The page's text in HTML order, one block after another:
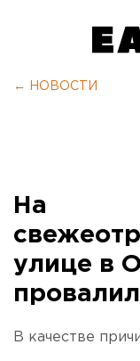
← НОВОСТИ
На
улице в
В качестве